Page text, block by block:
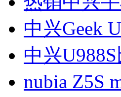
中兴Geek
中兴
nubia Z5S